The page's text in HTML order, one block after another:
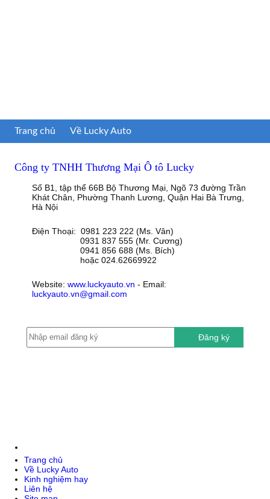
Trang chủ Về Lucky Auto
Công ty TNHH Thương Mại Ô tô Lucky
Số B1, tập thể 66B Bộ Thương Mại, Ngõ 73 đường Trần
Khát Chân, Phường Thanh Lương, Quận Hai Bà Trưng,
Hà Nội
Điện Thoại: 0981 223 222 (Ms. Vân)
0931 837 555 (Mr. Cương)
0941 856 688 (Ms. Bích)
hoặc 024.62669922
Website: www.luckyauto.vn - Email:
luckyauto.vn@gmail.com
Đăng ký
Trang chủ
Về Lucky Auto
Kinh nghiệm hay
Liên hệ